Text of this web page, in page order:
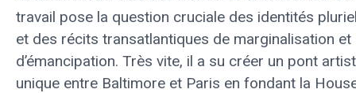
travail pose la question cruciale des identités
et des récits transatlantiques de marginalisation et
d’émancipation. Très vite, il a su créer un pont
unique entre Baltimore et Paris en fondant la